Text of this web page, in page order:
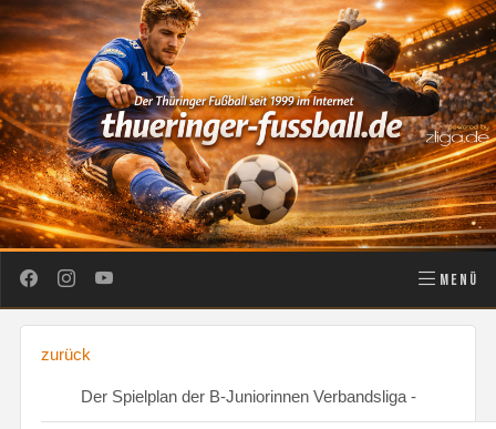
MENÜ
zurück
Der Spielplan der B-Juniorinnen Verbandsliga -